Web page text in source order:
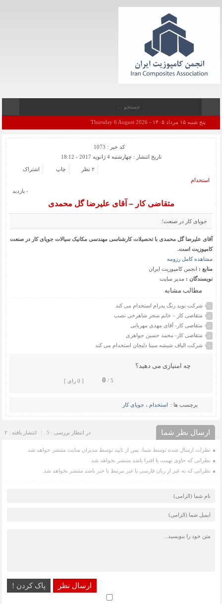
پنج شنبه ۱۵ مرداد ۱۴۰۵ - Thursday 6 August 2026
کد خبر : 1073
تاریخ انتشار : چهارشنبه 4 ژانویه 2017 - 18:12
اشتراک چاپ
۲ نظر
استخدام
- بازدید
متقاضی کار – آقای علیرضا گل محمدی
جویای کار در صنعت؛
آقای علیرضا گل محمدی با تحصیلات کارشناسی مهندسی مکانیک سیالات جویای کار در صنعت
کامپوزیت است.
مشاهده کامل رزومه
منابع : انجمن کامپوزیت ایران
نویسندگان : مدیر سایت
مطالب مشابه
- شرکت نوید رنگ پدرام استخدام می کند
- متقاضی کار – خانم سحر شاهرخی نصب
- متقاضی کار- آقای مهدی مهربانی
- متقاضی کار- محمد حسین جواهری
- شرکت الیاف شیشه سینا دلیجان استخدام می کند
چه امتیازی می دهید؟
5 /
0 [ 0 رای ]
برچسب ها : استخدام ، جویای کار
ارسال نظر شما انتشار یافته : ۲ در انتظار بررسی : 5
نظرات ارسال شده توسط شما، پس از تایید توسط مدیران سایت منتشر خواهد شد.
نظراتی که حاوی تهمت یا افترا باشد منتشر نخواهد شد.
نظراتی که به غیر از زبان فارسی یا غیر مرتبط با خبر باشد منتشر نخواهد شد.
ارسال نظر پاک کردن !